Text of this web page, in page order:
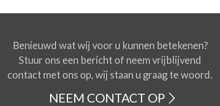
Benieuwd wat wij voor u kunnen betekenen?
Stuur ons een bericht of neem vrijblijvend
contact met ons op, wij staan u graag te woord.
NEEM CONTACT OP